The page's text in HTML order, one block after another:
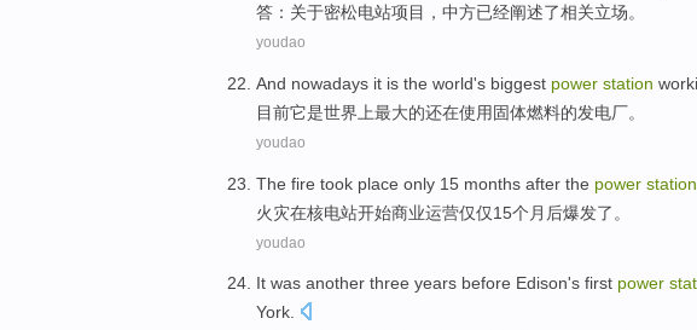
答： 关于密松电站项目， 中方已经阐述了相关立场。
youdao
And nowadays it is the world's biggest power station
目前它是世界上最大的还在使用 固体燃料的发电厂。
youdao
The fire took place only 15 months after the power station
火灾在核电站开始商业运营仅仅15个月 后爆发了。
youdao
It was another three years before Edison's first power
York.